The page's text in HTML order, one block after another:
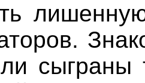
сыграны